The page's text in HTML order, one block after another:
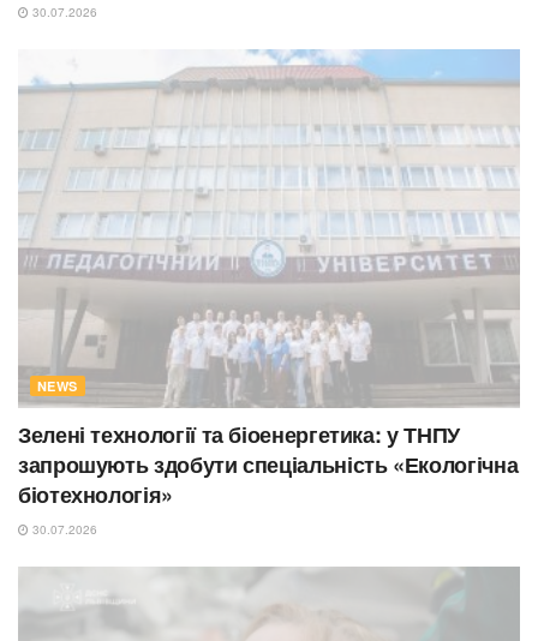
30.07.2026
NEWS
Зелені технології та біоенергетика: у ТНПУ
запрошують здобути спеціальність «Екологічна
біотехнологія»
30.07.2026